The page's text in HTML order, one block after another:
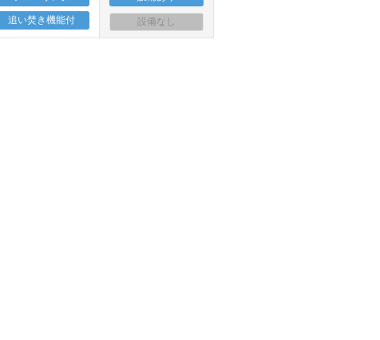
追い焚き機能付 設備なし